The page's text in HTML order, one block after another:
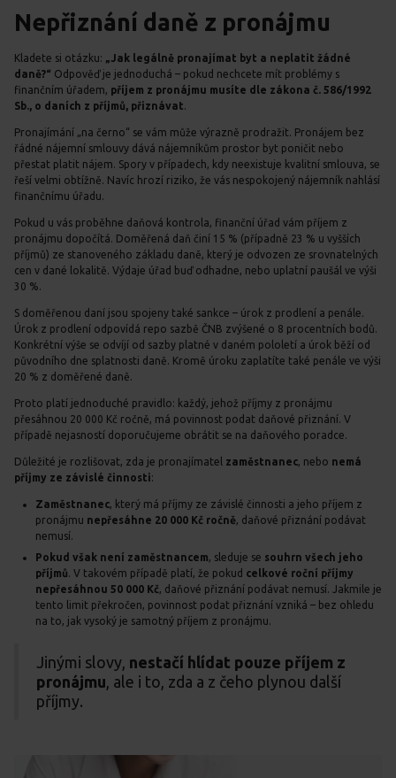
Nepřiznání daně z pronájmu
Kladete si otázku: „Jak legálně pronajímat byt a neplatit žádné
daně?“ Odpověď je jednoduchá – pokud nechcete mít problémy s
finančním úřadem, příjem z pronájmu musíte dle zákona č. 586/1992
Sb., o daních z příjmů, přiznávat.
Pronajímání „na černo“ se vám může výrazně prodražit. Pronájem bez
řádné nájemní smlouvy dává nájemníkům prostor byt poničit nebo
přestat platit nájem. Spory v případech, kdy neexistuje kvalitní smlouva, se
řeší velmi obtížně. Navíc hrozí riziko, že vás nespokojený nájemník nahlásí
finančnímu úřadu.
Pokud u vás proběhne daňová kontrola, finanční úřad vám příjem z
pronájmu dopočítá. Doměřená daň činí 15 % (případně 23 % u vyšších
příjmů) ze stanoveného základu daně, který je odvozen ze srovnatelných
cen v dané lokalitě. Výdaje úřad buď odhadne, nebo uplatní paušál ve výši
30 %.
S doměřenou daní jsou spojeny také sankce – úrok z prodlení a penále.
Úrok z prodlení odpovídá repo sazbě ČNB zvýšené o 8 procentních bodů.
Konkrétní výše se odvíjí od sazby platné v daném pololetí a úrok běží od
původního dne splatnosti daně. Kromě úroku zaplatíte také penále ve výši
20 % z doměřené daně.
Proto platí jednoduché pravidlo: každý, jehož příjmy z pronájmu
přesáhnou 20 000 Kč ročně, má povinnost podat daňové přiznání. V
případě nejasností doporučujeme obrátit se na daňového poradce.
Důležité je rozlišovat, zda je pronajímatel zaměstnanec, nebo nemá
příjmy ze závislé činnosti:
Zaměstnanec, který má příjmy ze závislé činnosti a jeho příjem z
pronájmu nepřesáhne 20 000 Kč ročně, daňové přiznání podávat
nemusí.
Pokud však není zaměstnancem, sleduje se souhrn všech jeho
příjmů. V takovém případě platí, že pokud celkové roční příjmy
nepřesáhnou 50 000 Kč, daňové přiznání podávat nemusí. Jakmile je
tento limit překročen, povinnost podat přiznání vzniká – bez ohledu
na to, jak vysoký je samotný příjem z pronájmu.
Jinými slovy, nestačí hlídat pouze příjem z
pronájmu , ale i to, zda a z čeho plynou další
příjmy.